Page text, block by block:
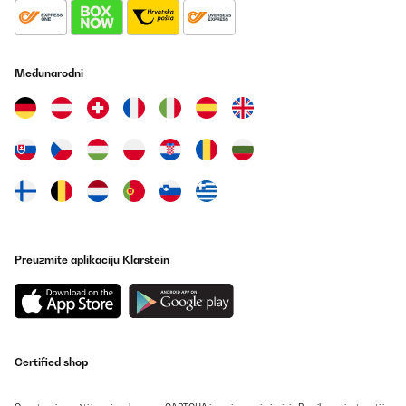
Prevedi
Preis-Leistung stimmt. Design auch. Qualität wird sich noch
man die Türöffnung zur anderen Seite ummontiert. Sonst einfach
COOL.
Amazon-Benutzer
Süßes Ding, leise und perfekt, Griff ist allerdings nur optisch
schön, aufmachen aber am Rand oben voll ok.
Međunarodni
Preuzmite aplikaciju Klarstein
Certified shop